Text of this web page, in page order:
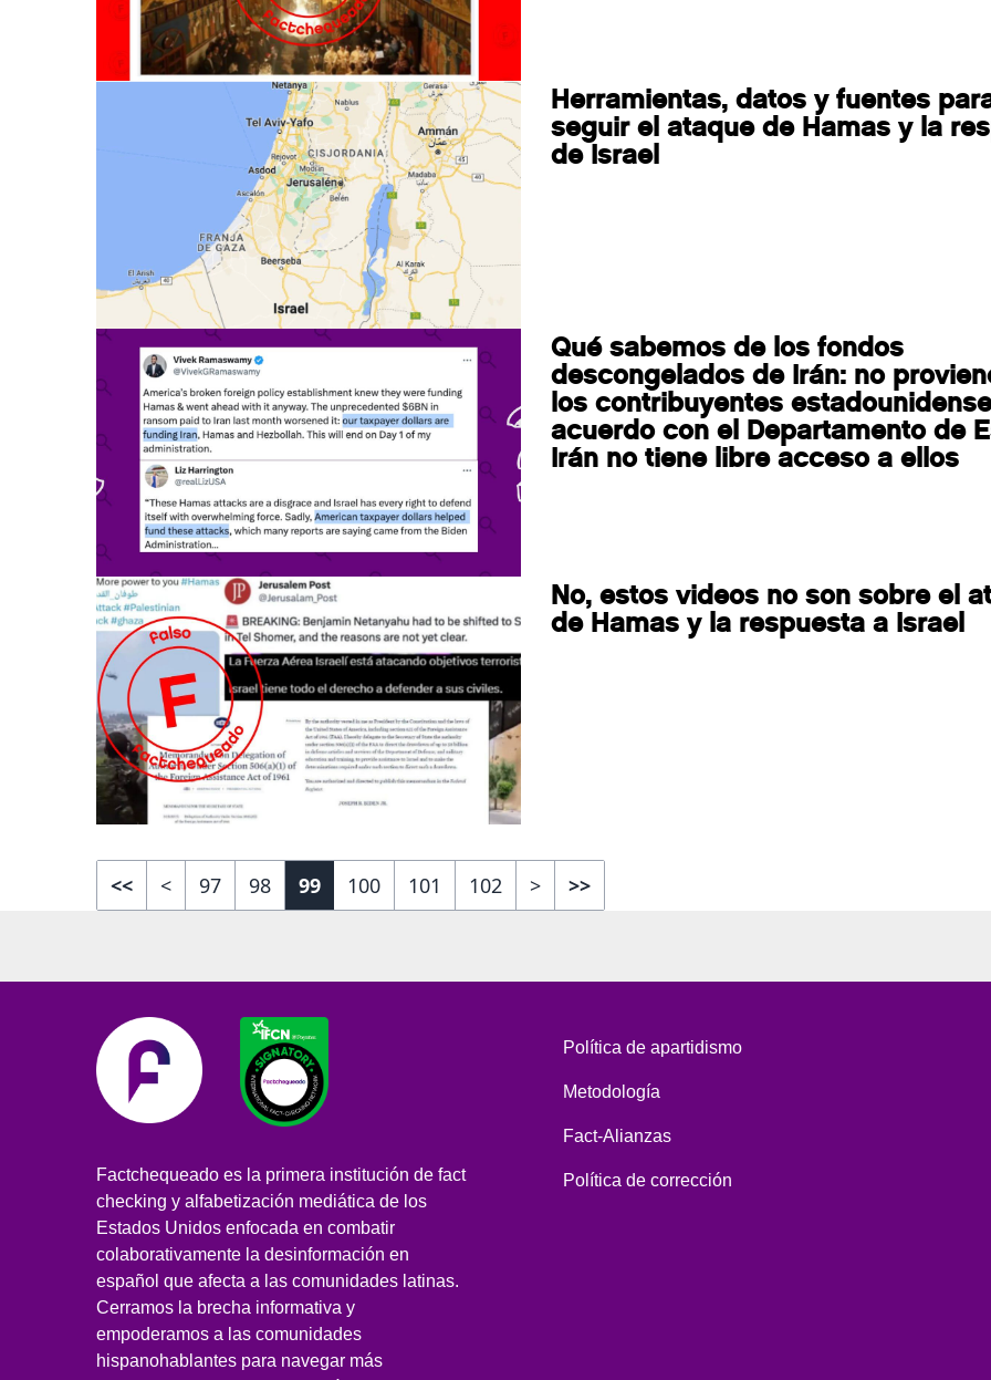
Herramientas, datos y fuentes
seguir el ataque de Hamas y la
de Israel
Qué sabemos de los fondos
descongelados de Irán: no
los contribuyentes
acuerdo con el Departamento de
Irán no tiene libre acceso a ellos
No, estos videos no son sobre el
de Hamas y la respuesta a Israel
<< < 97 98 99 100 101 102 > >>
Factchequeado es la primera institución de fact
checking y alfabetización mediática de los
Estados Unidos enfocada en combatir
colaborativamente la desinformación en
español que afecta a las comunidades latinas.
Cerramos la brecha informativa y
empoderamos a las comunidades
hispanohablantes para navegar más
Política de apartidismo
Metodología
Fact-Alianzas
Política de corrección